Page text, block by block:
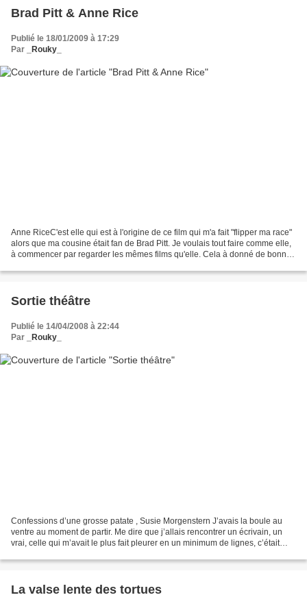
Brad Pitt & Anne Rice
Publié le 18/01/2009 à 17:29
Par
_Rouky_
Anne RiceC'est elle qui est à l'origine de ce film qui m'a fait "flipper ma race"
alors que ma cousine était fan de Brad Pitt. Je voulais tout faire comme elle,
à commencer par regarder les mêmes films qu'elle. Cela à donné de bonnes
Sortie théâtre
Publié le 14/04/2008 à 22:44
Par
_Rouky_
Confessions d’une grosse patate , Susie Morgenstern J’avais la boule au
ventre au moment de partir. Me dire que j’allais rencontrer un écrivain, un
vrai, celle qui m’avait le plus fait pleurer en un minimum de lignes, c’était
La valse lente des tortues